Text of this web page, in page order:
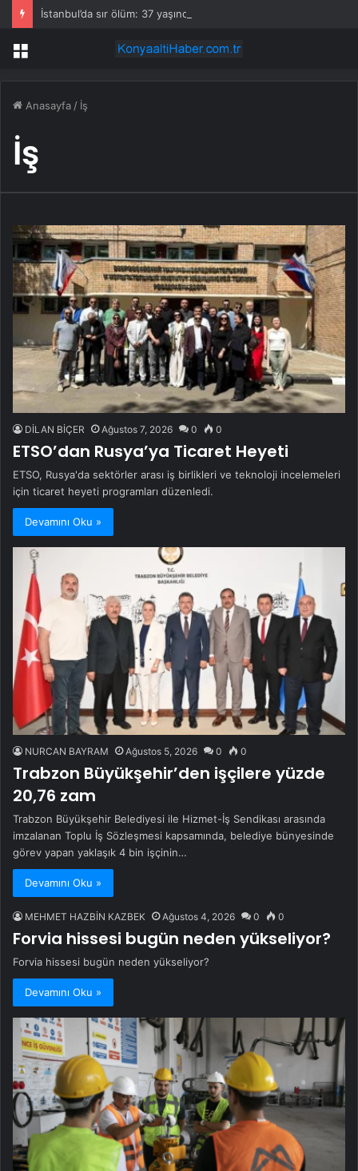
Menü
Anasayfa / İş
İş
DİLAN BİÇER Ağustos 7, 2026 0 0
ETSO’dan Rusya’ya Ticaret Heyeti
ETSO, Rusya'da sektörler arası iş birlikleri ve teknoloji incelemeleri
için ticaret heyeti programları düzenledi.
Devamını Oku »
NURCAN BAYRAM Ağustos 5, 2026 0 0
Trabzon Büyükşehir’den işçilere yüzde
20,76 zam
Trabzon Büyükşehir Belediyesi ile Hizmet-İş Sendikası arasında
imzalanan Toplu İş Sözleşmesi kapsamında, belediye bünyesinde
görev yapan yaklaşık 4 bin işçinin…
Devamını Oku »
MEHMET HAZBİN KAZBEK Ağustos 4, 2026 0 0
Forvia hissesi bugün neden yükseliyor?
Forvia hissesi bugün neden yükseliyor?
Devamını Oku »